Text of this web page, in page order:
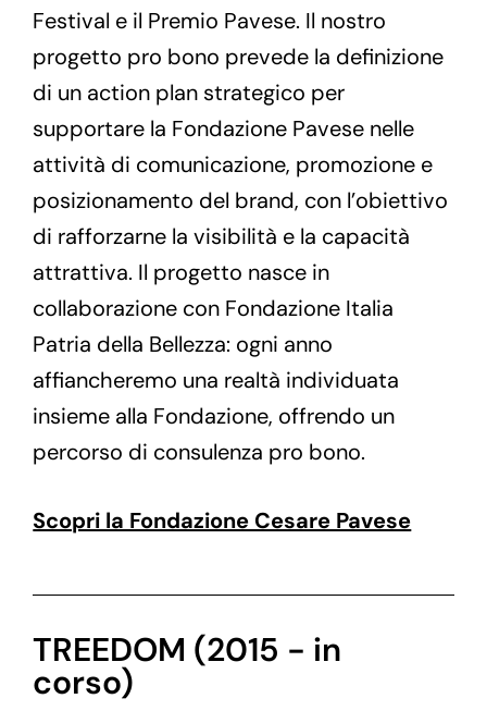
Festival e il Premio Pavese. Il nostro
progetto pro bono prevede la definizione
di un action plan strategico per
supportare la Fondazione Pavese nelle
attività di comunicazione, promozione e
posizionamento del brand, con l’obiettivo
di rafforzarne la visibilità e la capacità
attrattiva. Il progetto nasce in
collaborazione con Fondazione Italia
Patria della Bellezza: ogni anno
affiancheremo una realtà individuata
insieme alla Fondazione, offrendo un
percorso di consulenza pro bono.
Scopri la Fondazione Cesare Pavese
TREEDOM (2015 - in
corso)